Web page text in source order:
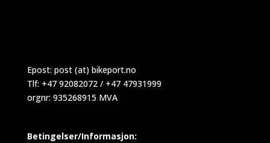
Epost: post (at) bikeport.no
Tlf: +47 92082072 / +47 47931999
orgnr: 935268915 MVA
Betingelser/Informasjon: